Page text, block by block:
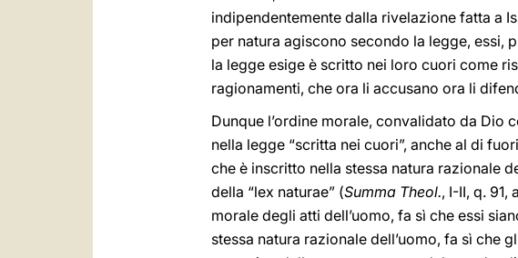
indipendentemente dalla rivelazione fatta a
per natura agiscono secondo la legge, essi,
la legge esige è scritto nei loro cuori come
ragionamenti, che ora li accusano ora li
Dunque l’ordine morale, convalidato da Dio
nella legge “scritta nei cuori”, anche al di
che è inscritto nella stessa natura razionale
della “lex naturae” (Summa Theol., I-II, q. 91,
morale degli atti dell’uomo, fa sì che essi
stessa natura razionale dell’uomo, fa sì che